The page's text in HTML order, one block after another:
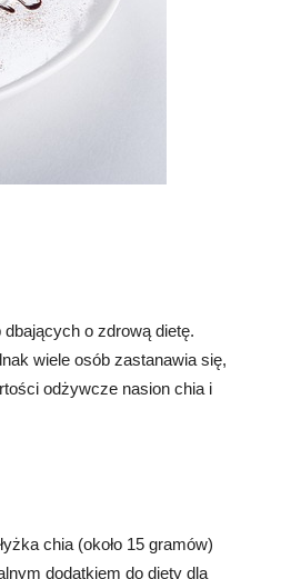
o zdrową dietę.
wiele osób zastanawia się,
odżywcze nasion chia i
chia (około 15 gramów)
dodatkiem do diety dla